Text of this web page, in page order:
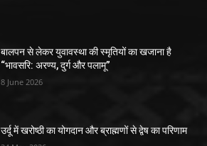
बालपन से लेकर युवावस्था की स्मृतियों का खजाना है
“भावसरि: अरण्य, दुर्ग और पलामू”
8 June 2026
उर्दू में खरोष्ठी का योगदान और ब्राह्मणों से द्वेष का परिणाम